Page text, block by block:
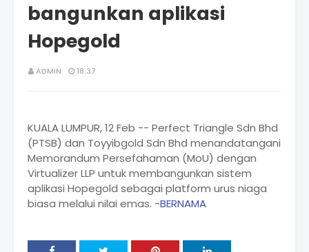
bangunkan aplikasi
Hopegold
ADMIN 18:37
KUALA LUMPUR, 12 Feb -- Perfect Triangle Sdn Bhd
(PTSB) dan Toyyibgold Sdn Bhd menandatangani
Memorandum Persefahaman (MoU) dengan
Virtualizer LLP untuk membangunkan sistem
aplikasi Hopegold sebagai platform urus niaga
biasa melalui nilai emas. -BERNAMA